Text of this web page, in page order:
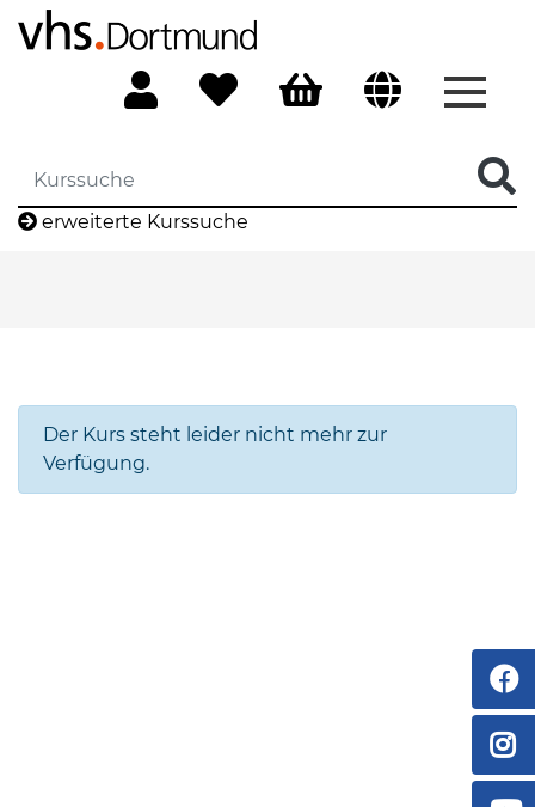
erweiterte Kurssuche
Der Kurs steht leider nicht mehr zur
Verfügung.